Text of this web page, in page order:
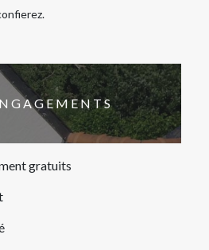
gratuits